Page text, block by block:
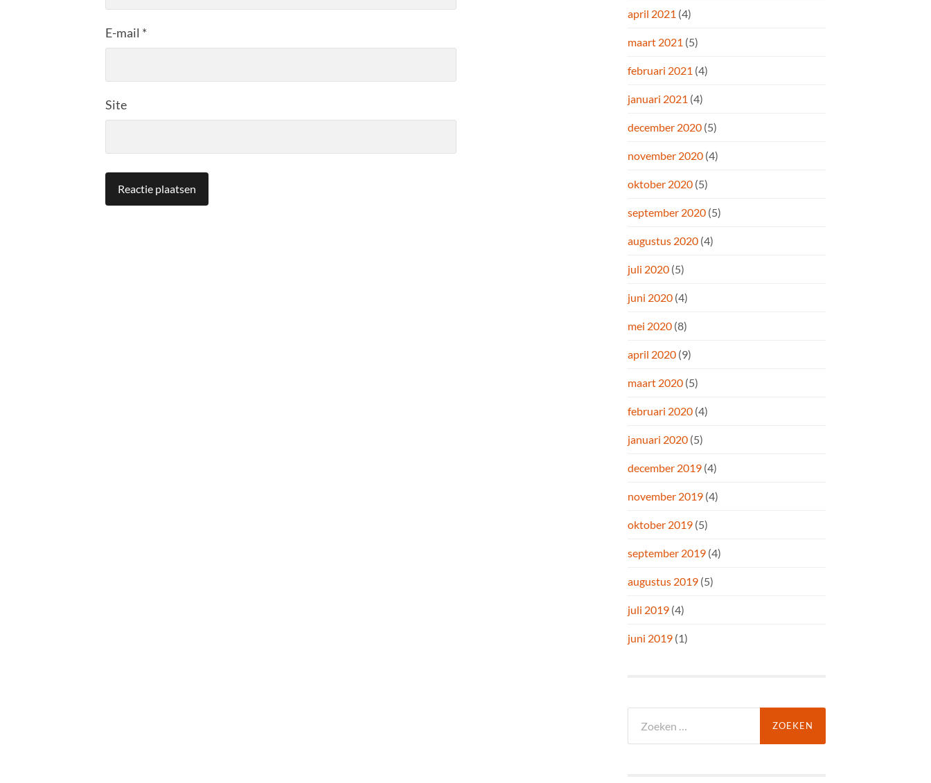
E-mail *
Site
april 2021 (4)
maart 2021 (5)
februari 2021 (4)
januari 2021 (4)
december 2020 (5)
november 2020 (4)
oktober 2020 (5)
september 2020 (5)
augustus 2020 (4)
juli 2020 (5)
juni 2020 (4)
mei 2020 (8)
april 2020 (9)
maart 2020 (5)
februari 2020 (4)
januari 2020 (5)
december 2019 (4)
november 2019 (4)
oktober 2019 (5)
september 2019 (4)
augustus 2019 (5)
juli 2019 (4)
juni 2019 (1)
naar: